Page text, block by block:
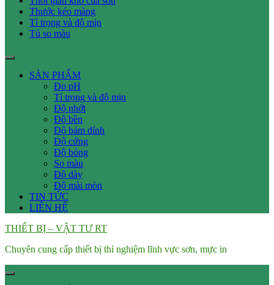
Thước kéo màng
Tỉ trọng và độ mịn
Tủ so màu
SẢN PHẨM
Đo pH
Tỉ trọng và độ mịn
Độ nhớt
Độ bền
Độ bám dính
Độ cứng
Độ bóng
So màu
Độ dày
Độ mài mòn
TIN TỨC
LIÊN HỆ
THIẾT BỊ – VẬT TƯ RT
Chuyên cung cấp thiết bị thí nghiệm lĩnh vực sơn, mực in